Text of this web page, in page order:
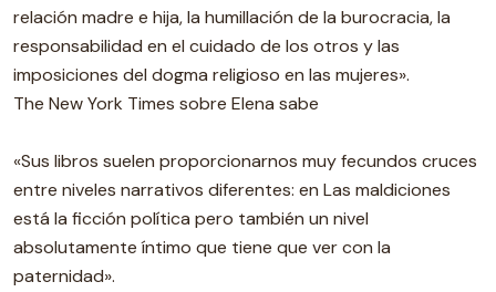
relación madre e hija, la humillación de la burocracia, la
responsabilidad en el cuidado de los otros y las
imposiciones del dogma religioso en las mujeres».
The New York Times sobre Elena sabe
«Sus libros suelen proporcionarnos muy fecundos cruces
entre niveles narrativos diferentes: en Las maldiciones
está la ficción política pero también un nivel
absolutamente íntimo que tiene que ver con la
paternidad».